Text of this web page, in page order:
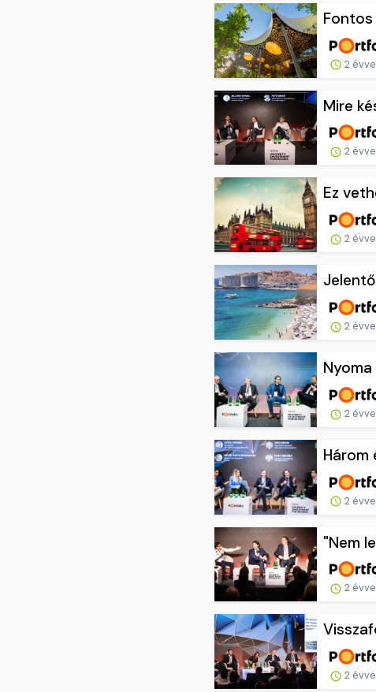
2
Mire
2
Ez
2
2
2
Három
2
"Nem
2
2